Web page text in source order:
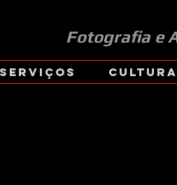
Fotografia e